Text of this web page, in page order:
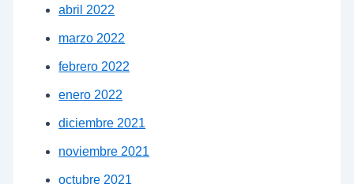
abril 2022
marzo 2022
febrero 2022
enero 2022
diciembre 2021
noviembre 2021
octubre 2021